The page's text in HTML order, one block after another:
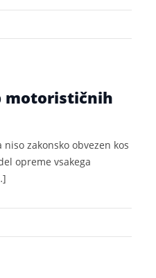
motorističnih
zakonsko obvezen kos
opreme vsakega